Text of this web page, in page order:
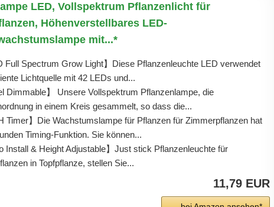
LED, Vollspektrum Pflanzenlicht für
Höhenverstellbares LED-
mit...*
Full Spectrum Grow Light】Diese Pflanzenleuchte LED verwendet
Lichtquelle mit 42 LEDs und...
Dimmable】 Unsere Vollspektrum Pflanzenlampe, die
in einem Kreis gesammelt, so dass die...
Timer】Die Wachstumslampe für Pflanzen für Zimmerpflanzen hat
Timing-Funktion. Sie können...
Install & Height Adjustable】Just stick Pflanzenleuchte für
in Topfpflanze, stellen Sie...
11,79 EUR